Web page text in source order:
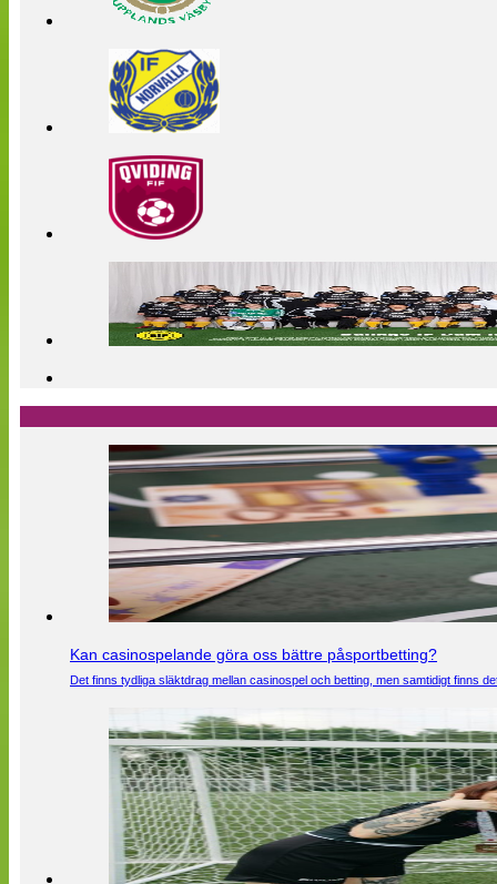
Kan casinospelande göra oss bättre påsportbetting?
Det finns tydliga släktdrag mellan casinospel och betting, men samtidigt finns